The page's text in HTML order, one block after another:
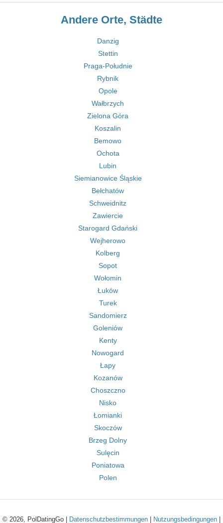
Andere Orte, Städte
Danzig
Stettin
Praga-Południe
Rybnik
Opole
Wałbrzych
Zielona Góra
Koszalin
Bemowo
Ochota
Lubin
Siemianowice Śląskie
Bełchatów
Schweidnitz
Zawiercie
Starogard Gdański
Wejherowo
Kolberg
Sopot
Wołomin
Łuków
Turek
Sandomierz
Goleniów
Kenty
Nowogard
Łapy
Kozanów
Choszczno
Nisko
Łomianki
Skoczów
Brzeg Dolny
Sulęcin
Poniatowa
Polen
© 2026, PolDatingGo | Datenschutzbestimmungen Nutzungsbedingungen